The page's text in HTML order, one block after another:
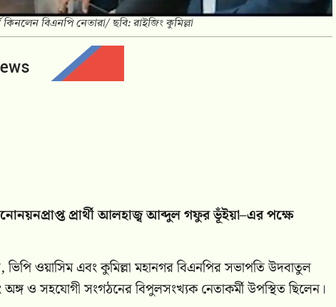
বিএনপি নেতারা/ ছবি: রাইজিং কুমিল্লা
প্রার্থী আলহাজ্ব আব্দুল গফুর ভূঁইয়া–এর পক্ষে
ওয়াসিম এবং কুমিল্লা মহানগর বিএনপির সভাপতি উদবাতুল
ও সহযোগী সংগঠনের বিপুলসংখ্যক নেতাকর্মী উপস্থিত ছিলেন।